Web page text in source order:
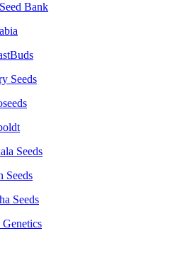
Bank
Seeds
Seeds
Seeds
Seeds
Genetics